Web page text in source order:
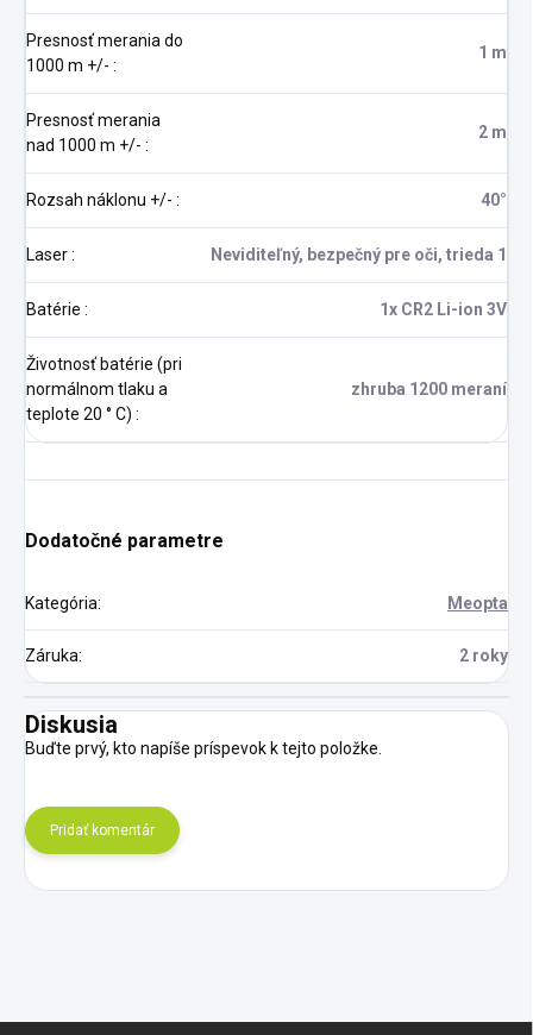
Presnosť merania do
1000 m +/- :
1 m
Presnosť merania
nad 1000 m +/- :
2 m
Rozsah náklonu +/- : 40°
Laser: Neviditeľný, bezpečný pre oči, trieda 1
Batérie : 1x CR2 Li-ion 3V
Životnosť batérie (pri
normálnom tlaku a
teplote 20 ° C) :
zhruba 1200 meraní
Dodatočné parametre
Kategória: Meopta
Záruka: 2 roky
Diskusia
Buďte prvý, kto napíše príspevok k tejto položke.
Pridať komentár